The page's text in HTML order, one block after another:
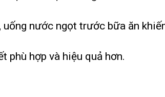
uống nước ngọt trước bữa ăn
phù hợp và hiệu quả hơn.